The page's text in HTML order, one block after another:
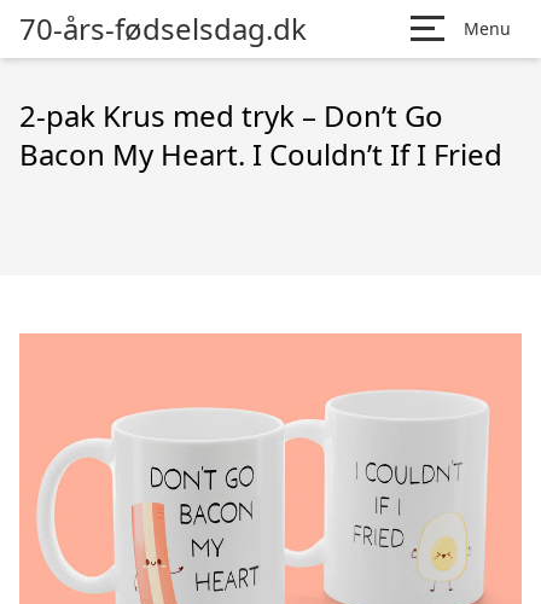
70-års-fødselsdag.dk Menu
2-pak Krus med tryk – Don’t Go
Bacon My Heart. I Couldn’t If I Fried